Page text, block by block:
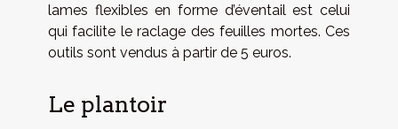
lames flexibles en forme d’éventail est celui
qui facilite le raclage des feuilles mortes. Ces
outils sont vendus à partir de 5 euros.
Le plantoir